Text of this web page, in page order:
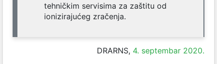
tehničkim servisima za zaštitu od
ionizirajućeg zračenja.
DRARNS, 4. septembar 2020.